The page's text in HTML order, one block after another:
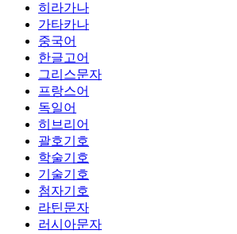
히라가나
가타카나
중국어
한글고어
그리스문자
프랑스어
독일어
히브리어
괄호기호
학술기호
기술기호
첨자기호
라틴문자
러시아문자